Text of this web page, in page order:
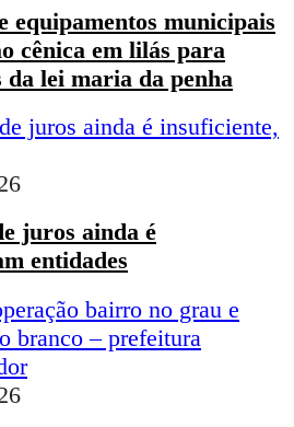
equipamentos municipais
cênica em lilás para
da lei maria da penha
juros ainda é
entidades